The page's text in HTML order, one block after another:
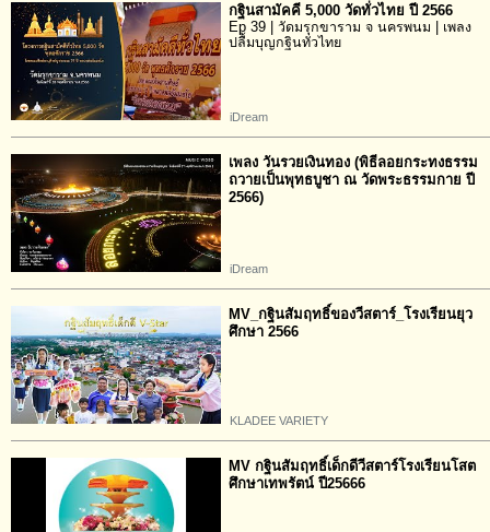
กฐินสามัคคี 5,000 วัดทั่วไทย ปี 2566
Ep 39 | วัดมรุกขาราม จ นครพนม | เพลง
ปลื้มบุญกฐินทั่วไทย
iDream
เพลง วันรวยเงินทอง (พิธีลอยกระทงธรรม
ถวายเป็นพุทธบูชา ณ วัดพระธรรมกาย ปี
2566)
iDream
MV_กฐินสัมฤทธิ์ของวีสตาร์_โรงเรียนยุว
ศึกษา 2566
KLADEE VARIETY
MV กฐินสัมฤทธิ์เด็กดีวีสตาร์โรงเรียนโสต
ศึกษาเทพรัตน์ ปี25666